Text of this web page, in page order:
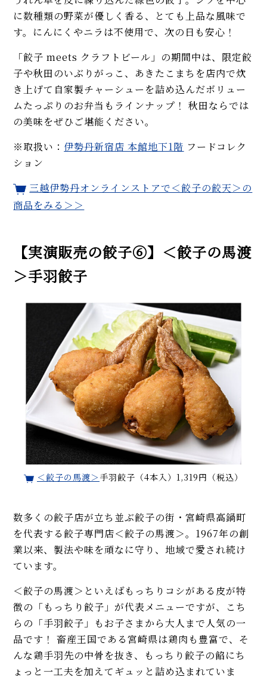
に数種類の野菜が優しく香る、とても上品な風味で
す。にんにくやニラは不使用で、次の日も安心！
「餃子 meets クラフトビール」の期間中は、限定餃
子や秋田のいぶりがっこ、あきたこまちを店内で炊
き上げて自家製チャーシューを詰め込んだボリュー
ムたっぷりのお弁当もラインナップ！ 秋田ならでは
の美味をぜひご堪能ください。
※取扱い： 伊勢丹新宿店 本館地下1階 フードコレク
ション
三越伊勢丹オンラインストアで＜餃子の餃天＞の
商品をみる＞＞
【実演販売の餃子⑥】＜餃子の馬渡
＞手羽餃子
＜餃子の馬渡＞ 手羽餃子（4本入）1,319円（税込）
数多くの餃子店が立ち並ぶ餃子の街・宮崎県高鍋町
を代表する餃子専門店＜餃子の馬渡＞。1967年の創
業以来、製法や味を頑なに守り、地域で愛され続け
ています。
＜餃子の馬渡＞といえばもっちりコシがある皮が特
徴の「もっちり餃子」が代表メニューですが、こち
らの「手羽餃子」もお子さまから大人まで人気の一
品です！ 畜産王国である宮崎県は鶏肉も豊富で、そ
んな鶏手羽先の中骨を抜き、もっちり餃子の餡にち
ょっと一工夫を加えてギュッと詰め込まれていま